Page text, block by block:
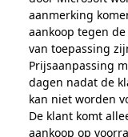
aanmerking
aankoop tegen
van toepassing
Prijsaanpassing
dagen nadat de
kan niet worden
De klant komt
aankoop op